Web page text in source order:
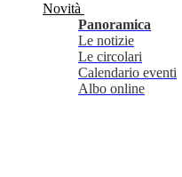
Novità
Panoramica
Le notizie
Le circolari
Calendario eventi
Albo online